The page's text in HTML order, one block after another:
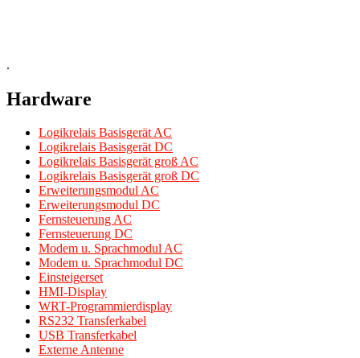
.
Hardware
Logikrelais Basisgerät AC
Logikrelais Basisgerät DC
Logikrelais Basisgerät groß AC
Logikrelais Basisgerät groß DC
Erweiterungsmodul AC
Erweiterungsmodul DC
Fernsteuerung AC
Fernsteuerung DC
Modem u. Sprachmodul AC
Modem u. Sprachmodul DC
Einsteigerset
HMI-Display
WRT-Programmierdisplay
RS232 Transferkabel
USB Transferkabel
Externe Antenne